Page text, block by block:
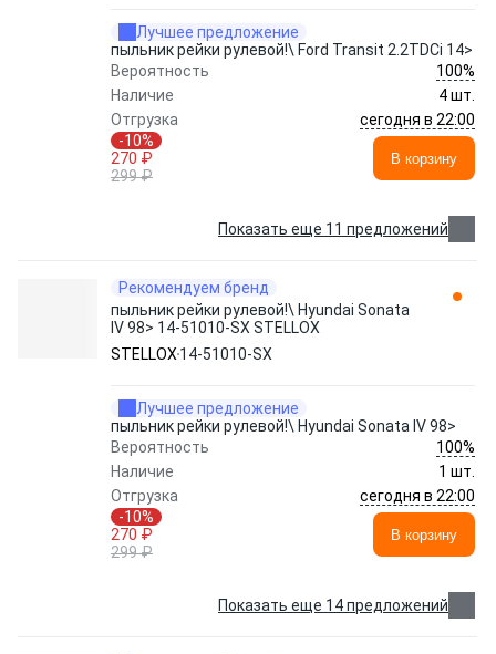
Лучшее предложение
пыльник рейки рулевой!\ Ford Transit 2.2TDCi 14>
Вероятность
100%
Наличие
4 шт.
Отгрузка
сегодня в 22:00
-10%
270 ₽
299 ₽
В корзину
Показать еще 11 предложений
Рекомендуем бренд
пыльник рейки рулевой!\ Hyundai Sonata
IV 98> 14-51010-SX STELLOX
STELLOX 14-51010-SX
Лучшее предложение
пыльник рейки рулевой!\ Hyundai Sonata IV 98>
Вероятность
100%
Наличие
1 шт.
Отгрузка
сегодня в 22:00
-10%
270 ₽
299 ₽
В корзину
Показать еще 14 предложений